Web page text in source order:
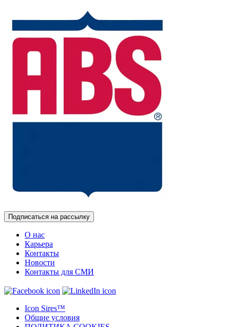
Подписаться на рассылку
О нас
Карьера
Контакты
Новости
Контакты для СМИ
Icon Sires™
Общие условия